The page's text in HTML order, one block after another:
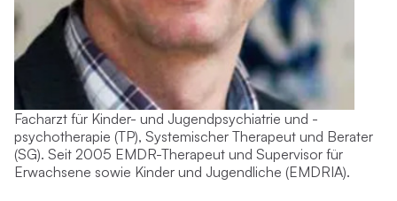
Facharzt für Kinder- und Jugendpsychiatrie und -
psychotherapie (TP), Systemischer Therapeut und Berater
(SG). Seit 2005 EMDR-Therapeut und Supervisor für
Erwachsene sowie Kinder und Jugendliche (EMDRIA).